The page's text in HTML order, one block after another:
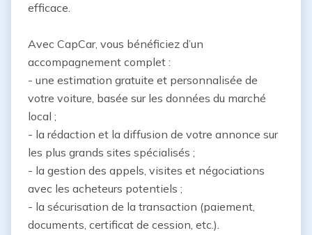
efficace.
Avec CapCar, vous bénéficiez d’un
accompagnement complet :
- une estimation gratuite et personnalisée de
votre voiture, basée sur les données du marché
local ;
- la rédaction et la diffusion de votre annonce sur
les plus grands sites spécialisés ;
- la gestion des appels, visites et négociations
avec les acheteurs potentiels ;
- la sécurisation de la transaction (paiement,
documents, certificat de cession, etc.).